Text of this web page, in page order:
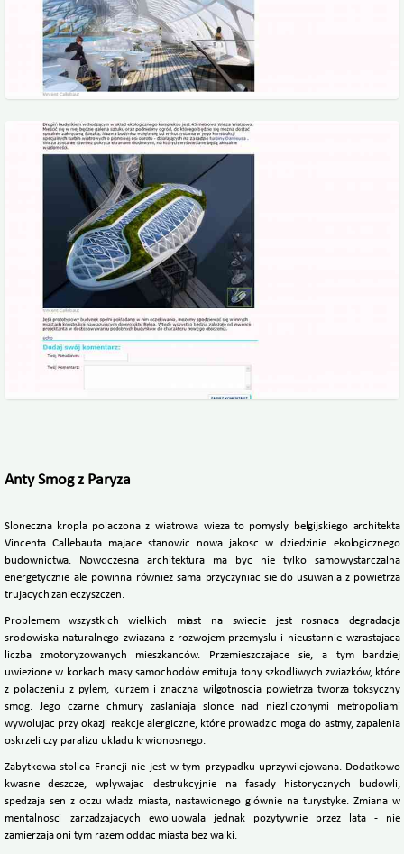
Anty Smog z Paryza
Sloneczna kropla polaczona z wiatrowa wieza to pomysly belgijskiego architekta
Vincenta Callebauta majace stanowic nowa jakosc w dziedzinie ekologicznego
budownictwa. Nowoczesna architektura ma byc nie tylko samowystarczalna
energetycznie ale powinna równiez sama przyczyniac sie do usuwania z powietrza
trujacych zanieczyszczen.
Problemem wszystkich wielkich miast na swiecie jest rosnaca degradacja
srodowiska naturalnego zwiazana z rozwojem przemyslu i nieustannie wzrastajaca
liczba zmotoryzowanych mieszkanców. Przemieszczajace sie, a tym bardziej
uwiezione w korkach masy samochodów emituja tony szkodliwych zwiazków, które
z polaczeniu z pylem, kurzem i znaczna wilgotnoscia powietrza tworza toksyczny
smog. Jego czarne chmury zaslaniaja slonce nad niezliczonymi metropoliami
wywolujac przy okazji reakcje alergiczne, które prowadzic moga do astmy, zapalenia
oskrzeli czy paralizu ukladu krwionosnego.
Zabytkowa stolica Francji nie jest w tym przypadku uprzywilejowana. Dodatkowo
kwasne deszcze, wplywajac destrukcyjnie na fasady historycznych budowli,
spedzaja sen z oczu wladz miasta, nastawionego glównie na turystyke. Zmiana w
mentalnosci zarzadzajacych ewoluowala jednak pozytywnie przez lata - nie
zamierzaja oni tym razem oddac miasta bez walki.